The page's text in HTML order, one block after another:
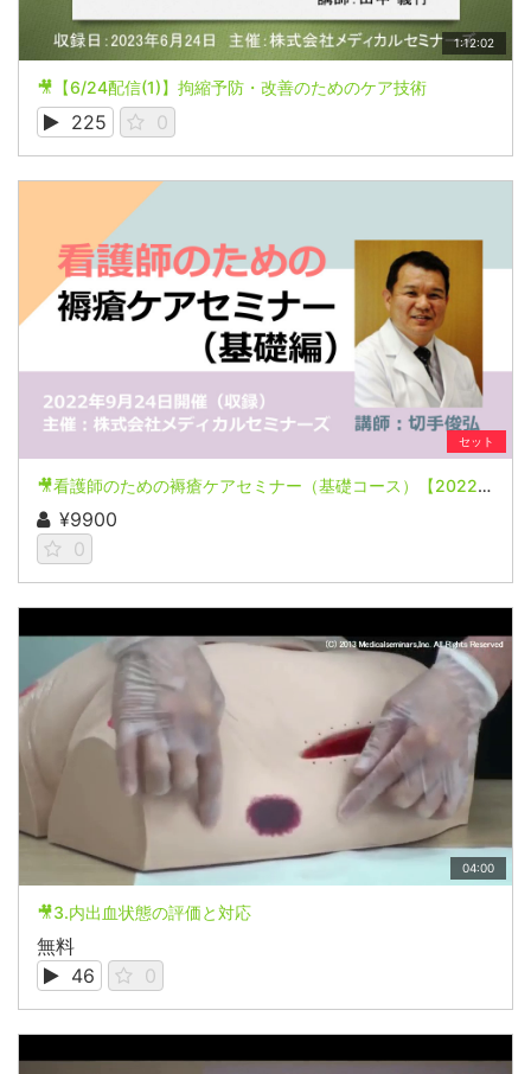
1:12:02
🎥【6/24配信(1)】拘縮予防・改善のためのケア技術
225 0
セット
🎥看護師のための褥瘡ケアセミナー（基礎コース）【2022年9月24日開催(収録)】
¥9900
0
04:00
🎥3.内出血状態の評価と対応
無料
46
0